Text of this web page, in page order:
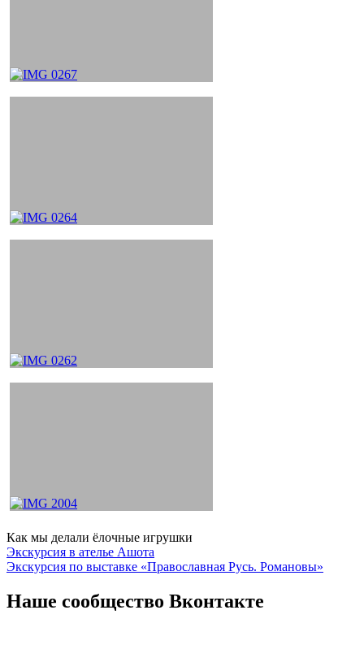
Как мы делали ёлочные игрушки
Навигация
по
записям
Экскурсия в ателье Ашота
Экскурсия по выставке «Православная Русь. Романовы»
Наше сообщество Вконтакте